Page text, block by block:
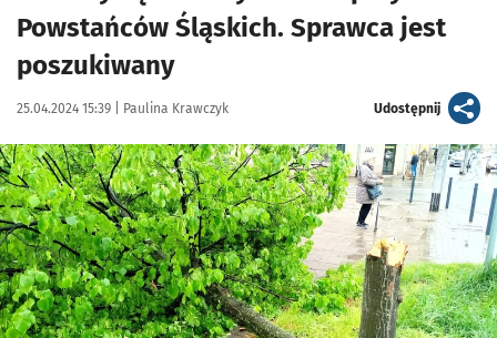
Powstańców Śląskich. Sprawca jest
poszukiwany
Data publikacji:
25.04.2024 15:39 | Autor:
Paulina Krawczyk Udostępnijartykuł
Kliknij, aby powiększyć